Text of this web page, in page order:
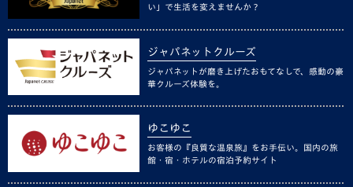
い」で生活を変えませんか？
ジャパネットクルーズ
ジャパネットが磨き上げたおもてなしで、感動の豪
華クルーズ体験を。
ゆこゆこ
お客様の『良質な温泉旅』をお手伝い。国内の旅
館・宿・ホテルの宿泊予約サイト